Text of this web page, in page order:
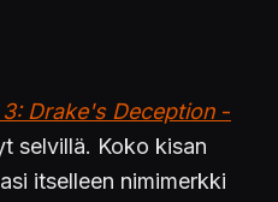
Drake's Deception -
selvillä. Koko kisan
itselleen nimimerkki